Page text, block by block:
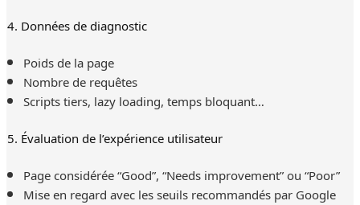
4. Données de diagnostic
Poids de la page
Nombre de requêtes
Scripts tiers, lazy loading, temps bloquant…
5. Évaluation de l’expérience utilisateur
Page considérée “Good”, “Needs improvement” ou “Poor”
Mise en regard avec les seuils recommandés par Google